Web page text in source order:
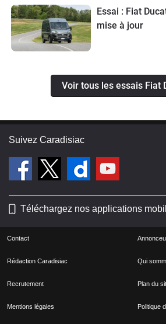
Essai : Fiat
mise à jour
Voir tous les essais Fiat
Suivez Caradisiac
Téléchargez nos applications
Contact
Rédaction Caradisiac Qui
Recrutement Plan du
Mentions légales Politique